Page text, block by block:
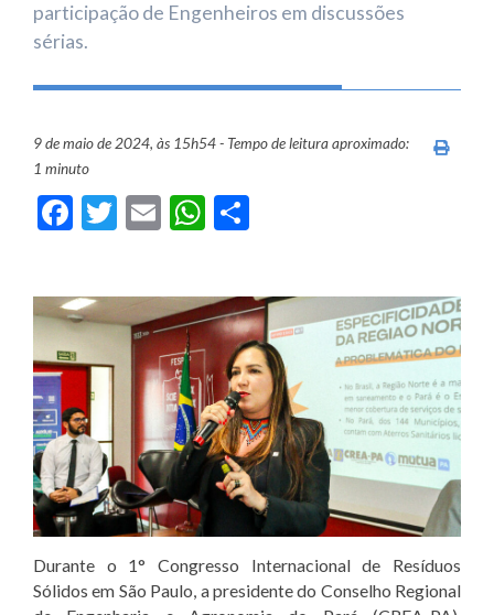
participação de Engenheiros em discussões
sérias.
9 de maio de 2024, às 15h54 - Tempo de leitura aproximado:
1 minuto
Facebook
Twitter
EmailWhatsApp
Durante o 1° Congresso Internacional de Resíduos
Sólidos em São Paulo, a presidente do Conselho Regional